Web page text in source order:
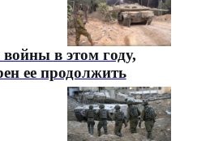
в этом году,
ее продолжить